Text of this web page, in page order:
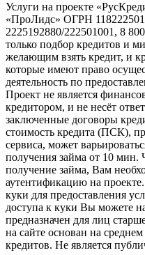
Услуги на проекте
«ПроЛидс» ОГРН
2225192880/222501001, 8
только подбор кредитов и
желающим взять кредит, и
которые имеют право
деятельность по
Проект не является
кредитором, и не несёт
заключенные договоры
стоимость кредита (ПСК),
сервиса, может
получения займа от 10 мин.
получение займа, Вам
аутентификацию на
куки для предоставления
доступа к куки Вы можете
предназначен для лиц
на сайте основан на
кредитов. Не является